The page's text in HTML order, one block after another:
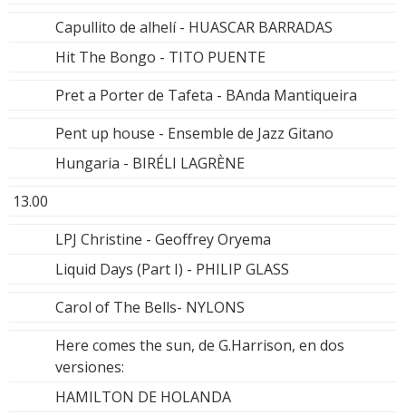
Capullito de alhelí - HUASCAR BARRADAS
Hit The Bongo - TITO PUENTE
Pret a Porter de Tafeta - BAnda Mantiqueira
Pent up house - Ensemble de Jazz Gitano
Hungaria - BIRÉLI LAGRÈNE
13.00
LPJ Christine - Geoffrey Oryema
Liquid Days (Part I) - PHILIP GLASS
Carol of The Bells- NYLONS
Here comes the sun, de G.Harrison, en dos
versiones:
HAMILTON DE HOLANDA